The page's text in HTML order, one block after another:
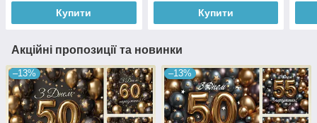
Купити Купити
Акційні пропозиції та новинки
–13% –13%